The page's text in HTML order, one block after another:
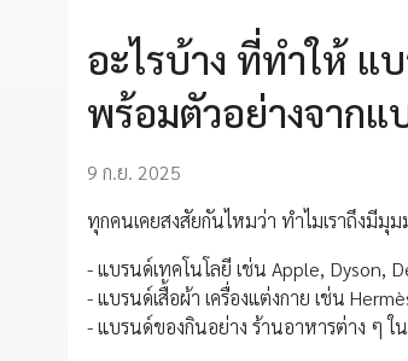
อะไรบ้าง ที่ทำให้ แ
พร้อมตัวอย่างจากแ
9 ก.ย. 2025
ทุกคนเคยสงสัยกันไหมว่า ทำไมเราถึงมี
- แบรนด์เทคโนโลยี เช่น Apple, Dyson,
- แบรนด์เสื้อผ้า เครื่องแต่งกาย เช่น
- แบรนด์ของกินอย่าง ร้านอาหารต่าง ๆ ใน